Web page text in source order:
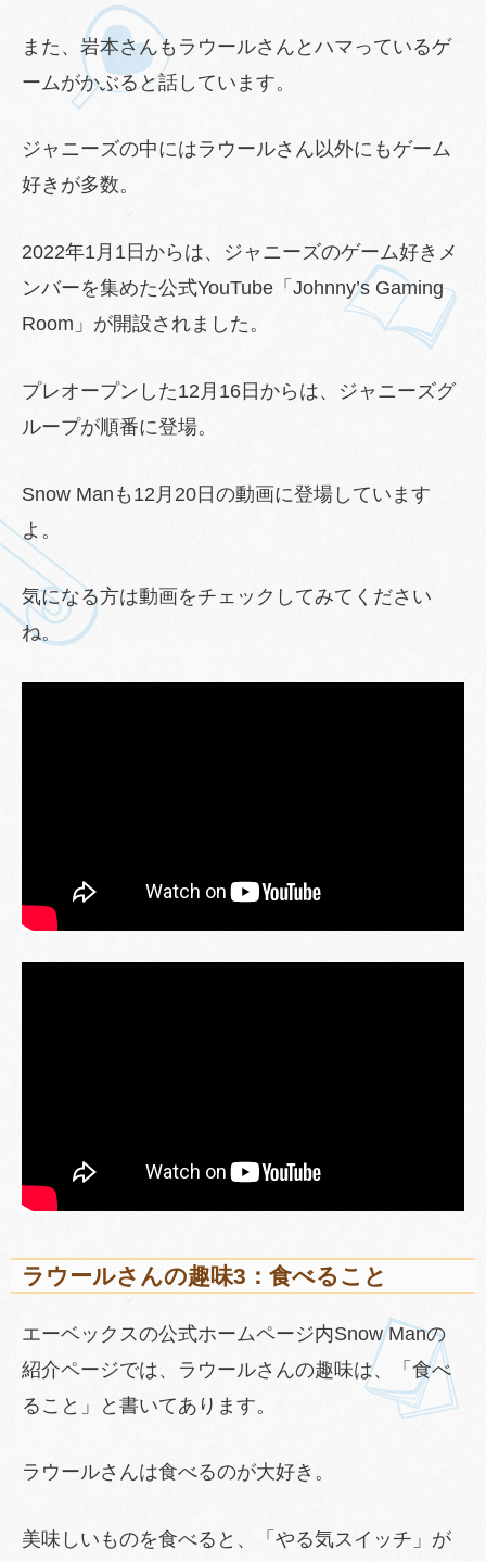
また、岩本さんもラウールさんとハマっているゲ
ームがかぶると話しています。
ジャニーズの中にはラウールさん以外にもゲーム
好きが多数。
2022年1月1日からは、ジャニーズのゲーム好きメ
ンバーを集めた公式YouTube「Johnny’s Gaming
Room」が開設されました。
プレオープンした12月16日からは、ジャニーズグ
ループが順番に登場。
Snow Manも12月20日の動画に登場しています
よ。
気になる方は動画をチェックしてみてください
ね。
ラウールさんの趣味3：食べること
エーベックスの公式ホームページ内Snow Manの
紹介ページでは、ラウールさんの趣味は、「食べ
ること」と書いてあります。
ラウールさんは食べるのが大好き。
美味しいものを食べると、「やる気スイッチ」が